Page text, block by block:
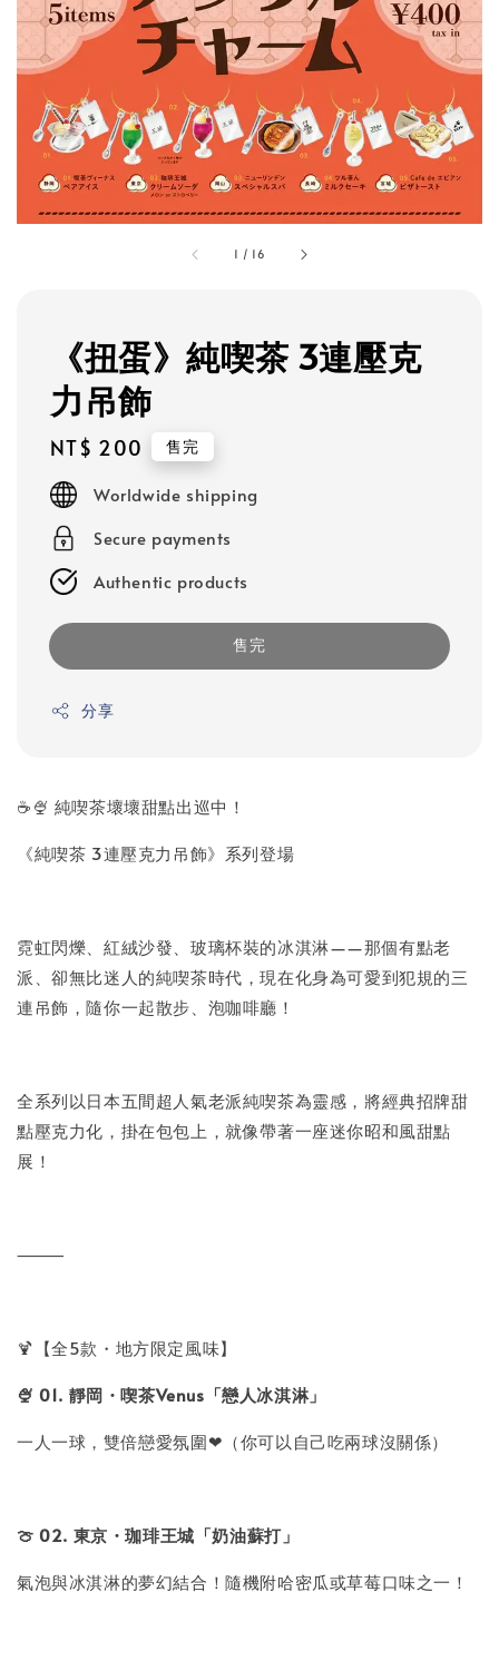
1 / 16
《扭蛋》純喫茶 3連壓克
力吊飾
Regular
price
NT$ 200 售完
Worldwide shipping
Secure payments
Authentic products
售完
分享
☕🍨 純喫茶壞壞甜點出巡中！
《純喫茶 3連壓克力吊飾》系列登場
霓虹閃爍、紅絨沙發、玻璃杯裝的冰淇淋——那個有點老
派、卻無比迷人的純喫茶時代，現在化身為可愛到犯規的三
連吊飾，隨你一起散步、泡咖啡廳！
全系列以日本五間超人氣老派純喫茶為靈感，將經典招牌甜
點壓克力化，掛在包包上，就像帶著一座迷你昭和風甜點
展！
⸻
🍹【全5款・地方限定風味】
🍨 01. 靜岡・喫茶Venus「戀人冰淇淋」
一人一球，雙倍戀愛氛圍❤（你可以自己吃兩球沒關係）
🍈 02. 東京・珈琲王城「奶油蘇打」
氣泡與冰淇淋的夢幻結合！隨機附哈密瓜或草莓口味之一！